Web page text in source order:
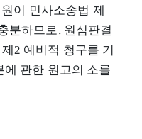
이 민사소송법 제
분하므로, 원심판결
2 예비적 청구를 기
관한 원고의 소를